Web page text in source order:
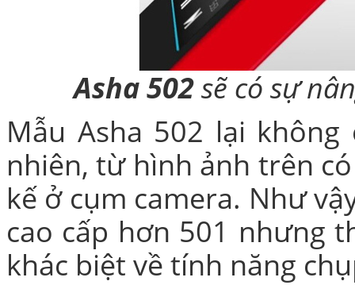
Bao da
Asha 502sẽ có sự
Mẫu Asha 502 lại
nhiên, từ hình ảnh trên
kế ở cụm camera. Như
cao cấp hơn 501 nhưng
khác biệt về tính năng